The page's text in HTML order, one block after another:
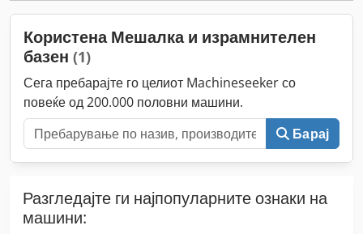
Користена Мешалка и израмнителен
базен (1)
Сега пребарајте го целиот Machineseeker со
повеќе од 200.000 половни машини.
Барај
Разгледајте ги најпопуларните ознаки на
машини: